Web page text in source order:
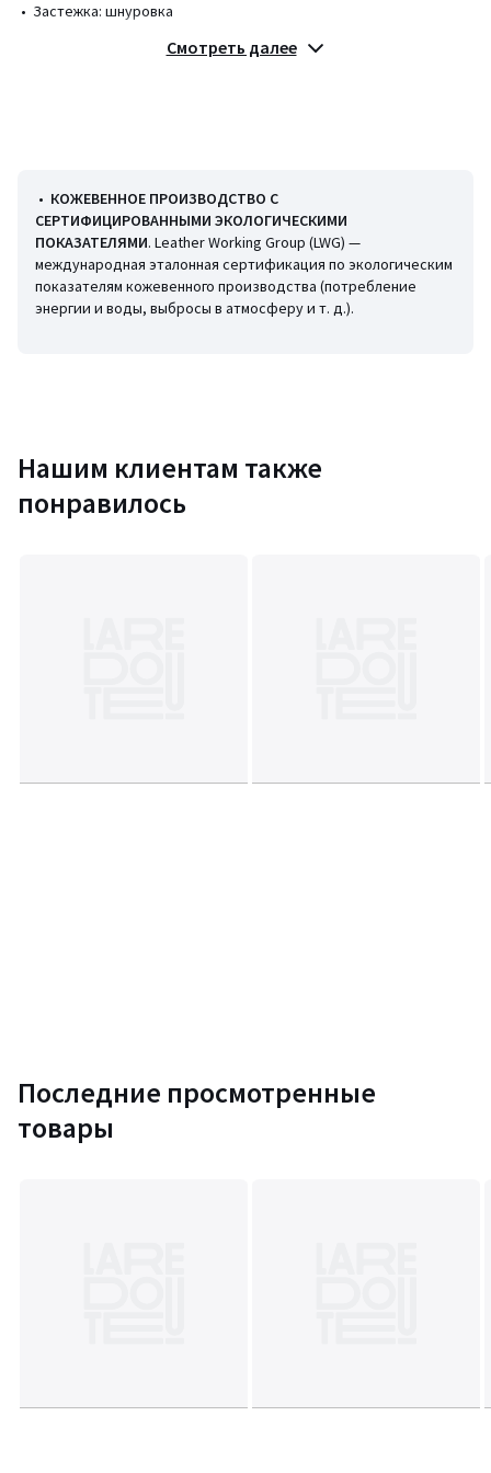
• Застежка: шнуровка
Цвета Белый/ темно-синий, Белый/зеленый/красный
Размеры 40, 42
Смотреть далее
• КОЖЕВЕННОЕ ПРОИЗВОДСТВО С
СЕРТИФИЦИРОВАННЫМИ ЭКОЛОГИЧЕСКИМИ
ПОКАЗАТЕЛЯМИ. Leather Working Group (LWG) —
международная эталонная сертификация по экологическим
показателям кожевенного производства (потребление
энергии и воды, выбросы в атмосферу и т. д.).
Нашим клиентам также
понравилось
Последние просмотренные
товары